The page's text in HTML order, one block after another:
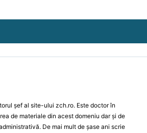
șef al site-ului zch.ro. Este doctor în
de materiale din acest domeniu dar și de
De mai mult de șase ani scrie